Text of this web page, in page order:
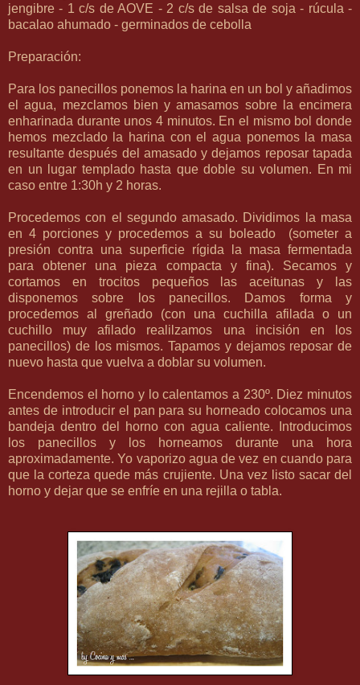
jengibre - 1 c/s de AOVE - 2 c/s de salsa de soja - rúcula -
bacalao ahumado - germinados de cebolla
Preparación:
Para los panecillos ponemos la harina en un bol y añadimos
el agua, mezclamos bien y amasamos sobre la encimera
enharinada durante unos 4 minutos. En el mismo bol donde
hemos mezclado la harina con el agua ponemos la masa
resultante después del amasado y dejamos reposar tapada
en un lugar templado hasta que doble su volumen. En mi
caso entre 1:30h y 2 horas.
Procedemos con el segundo amasado. Dividimos la masa
en 4 porciones y procedemos a su boleado (someter a
presión contra una superficie rígida la masa fermentada
para obtener una pieza compacta y fina). Secamos y
cortamos en trocitos pequeños las aceitunas y las
disponemos sobre los panecillos. Damos forma y
procedemos al greñado (con una cuchilla afilada o un
cuchillo muy afilado realilzamos una incisión en los
panecillos) de los mismos. Tapamos y dejamos reposar de
nuevo hasta que vuelva a doblar su volumen.
Encendemos el horno y lo calentamos a 230º. Diez minutos
antes de introducir el pan para su horneado colocamos una
bandeja dentro del horno con agua caliente. Introducimos
los panecillos y los horneamos durante una hora
aproximadamente. Yo vaporizo agua de vez en cuando para
que la corteza quede más crujiente. Una vez listo sacar del
horno y dejar que se enfríe en una rejilla o tabla.